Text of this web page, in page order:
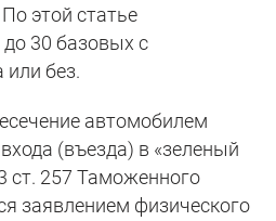
этой статье
30 базовых с
или без.
автомобилем
(въезда) в «зеленый
ст. 257 Таможенного
заявлением физического